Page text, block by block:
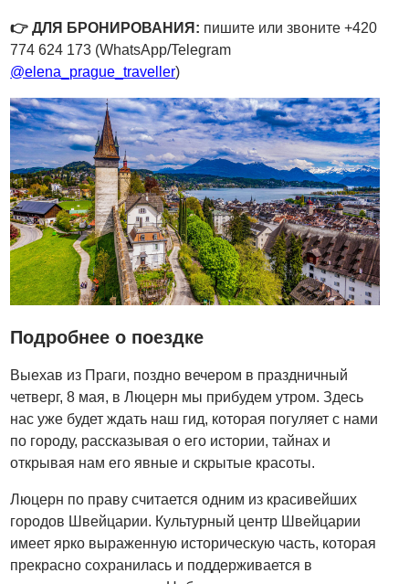
👉 ДЛЯ БРОНИРОВАНИЯ: пишите или звоните +420
774 624 173 (WhatsApp/Telegram
@elena_prague_traveller)
Подробнее о поездке
Выехав из Праги, поздно вечером в праздничный
четверг, 8 мая, в Люцерн мы прибудем утром. Здесь
нас уже будет ждать наш гид, которая погуляет с нами
по городу, рассказывая о его истории, тайнах и
открывая нам его явные и скрытые красоты.
Люцерн по праву считается одним из красивейших
городов Швейцарии. Культурный центр Швейцарии
имеет ярко выраженную историческую часть, которая
прекрасно сохранилась и поддерживается в